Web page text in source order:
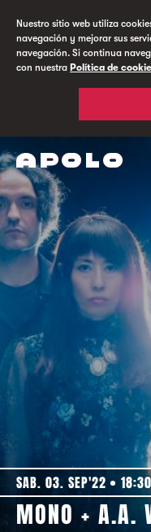
Nuestro sitio web utiliza
navegación y mejorar sus
navegación. Si continua
con nuestra Política de
SAB. 03. SEP'22 18:30
MONO + A.A.